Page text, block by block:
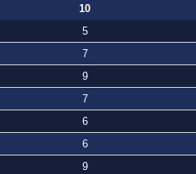
10
5
7
9
7
6
6
9